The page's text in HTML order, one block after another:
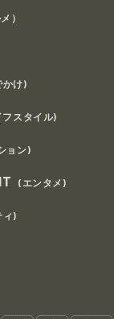
）
かけ)
フスタイル)
ョン)
(エンタメ)
ィ)